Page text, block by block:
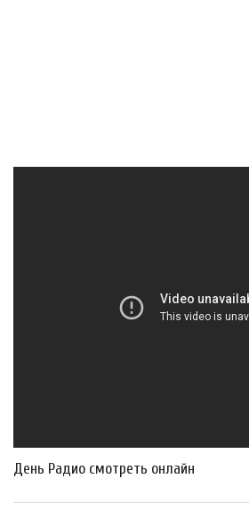
День Радио смотреть онлайн